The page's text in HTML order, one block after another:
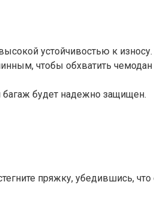
устойчивостью к износу.
чтобы обхватить
багаж будет надежно защищен.
пряжку, убедившись,